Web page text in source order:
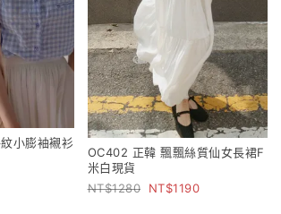
小膨袖襯衫
OC402 正韓 飄飄絲質仙女長裙F
米白現貨
1280
1190